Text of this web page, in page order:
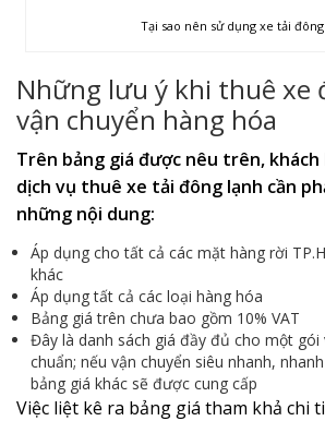
Tại sao nên sử dụng xe tải
Những lưu ý khi thuê xe
vận chuyển hàng hóa
Trên bảng giá được nêu trên,
dịch vụ thuê xe tải đông lạnh cần
những nội dung:
Áp dụng cho tất cả các mặt hàng rời
khác
Áp dụng tất cả các loại hàng hóa
Bảng giá trên chưa bao gồm 10% VAT
Đây là danh sách giá đầy đủ cho một gói
chuẩn; nếu vận chuyển siêu nhanh,
bảng giá khác sẽ được cung cấp
Việc liệt kê ra bảng giá tham khả chi